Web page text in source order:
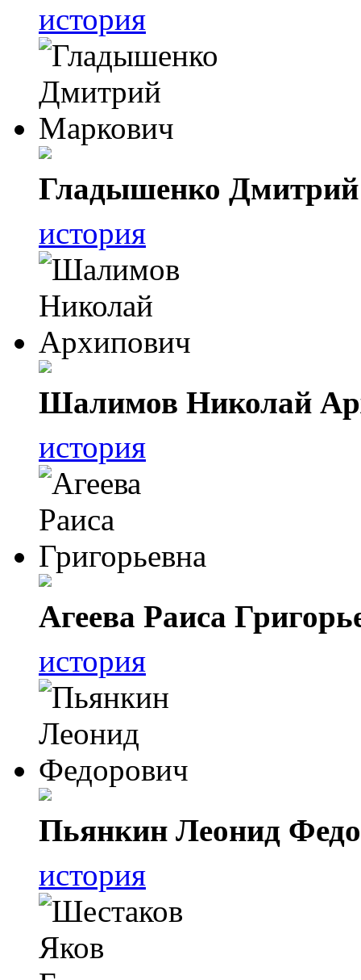
история
Гладышенко
история
Шалимов Николай
история
Агеева Раиса
история
Пьянкин Леонид
история